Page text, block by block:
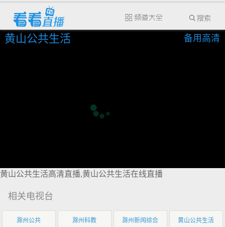
黄山公共生活 备用高清
黄山公共生活高清直播,黄山公共生活在线直播
相关电视台
滁州公共 滁州科教 滁州新闻综合 黄山公共生活